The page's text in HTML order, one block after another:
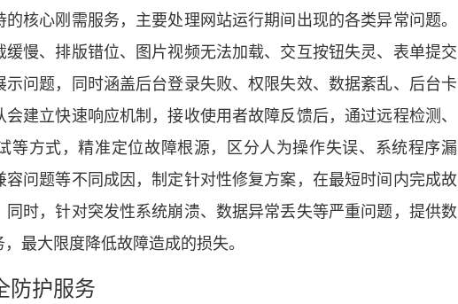
核心刚需服务，主要处理网站运行期间出现的各类异常问题。
慢、排版错位、图片视频无法加载、交互按钮失灵、表单提交
问题，同时涵盖后台登录失败、权限失效、数据紊乱、后台卡
建立快速响应机制，接收使用者故障反馈后，通过远程检测、
等方式，精准定位故障根源，区分人为操作失误、系统程序漏
问题等不同成因，制定针对性修复方案，在最短时间内完成故
时，针对突发性系统崩溃、数据异常丢失等严重问题，提供数
最大限度降低故障造成的损失。
防护服务